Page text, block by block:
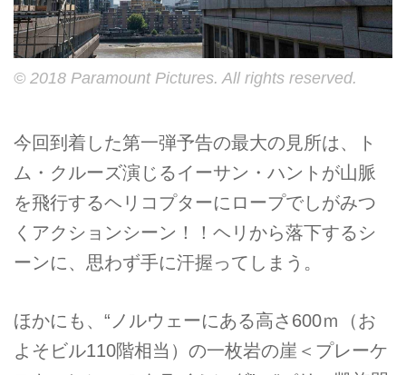
© 2018 Paramount Pictures. All rights reserved.
今回到着した第一弾予告の最大の見所は、ト
ム・クルーズ演じるイーサン・ハントが山脈
を飛行するヘリコプターにロープでしがみつ
くアクションシーン！！ヘリから落下するシ
ーンに、思わず手に汗握ってしまう。
ほかにも、“ノルウェーにある高さ600ｍ（お
よそビル110階相当）の一枚岩の崖＜プレーケ